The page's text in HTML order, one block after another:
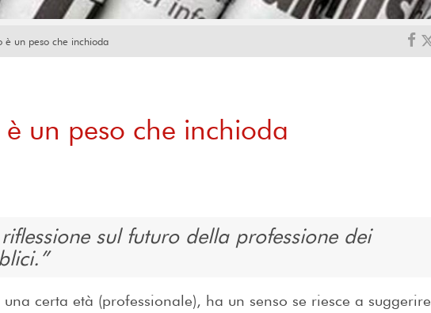
è un peso che inchioda
è un peso che inchioda
sul futuro della professione dei
certa età (professionale), ha un senso se riesce a suggerire